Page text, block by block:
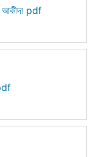
আকীদা pdf